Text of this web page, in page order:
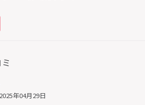
年04月29日